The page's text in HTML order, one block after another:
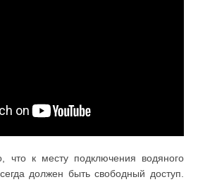
что к месту подключения водяного
должен быть свободный доступ.